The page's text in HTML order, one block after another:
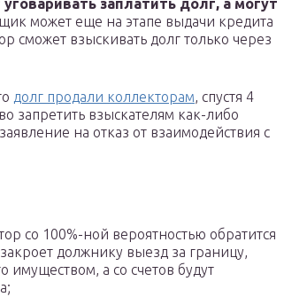
уговаривать заплатить долг, а могут
может еще на этапе выдачи кредита
сможет взыскивать долг только через
долг продали коллекторам, спустя 4
запретить взыскателям как-либо
на отказ от взаимодействия с
со 100%-ной вероятностью обратится
должнику выезд за границу,
имуществом, а со счетов будут